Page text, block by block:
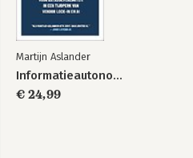
Martijn Aslander
Informatieautonomie
€ 24,99